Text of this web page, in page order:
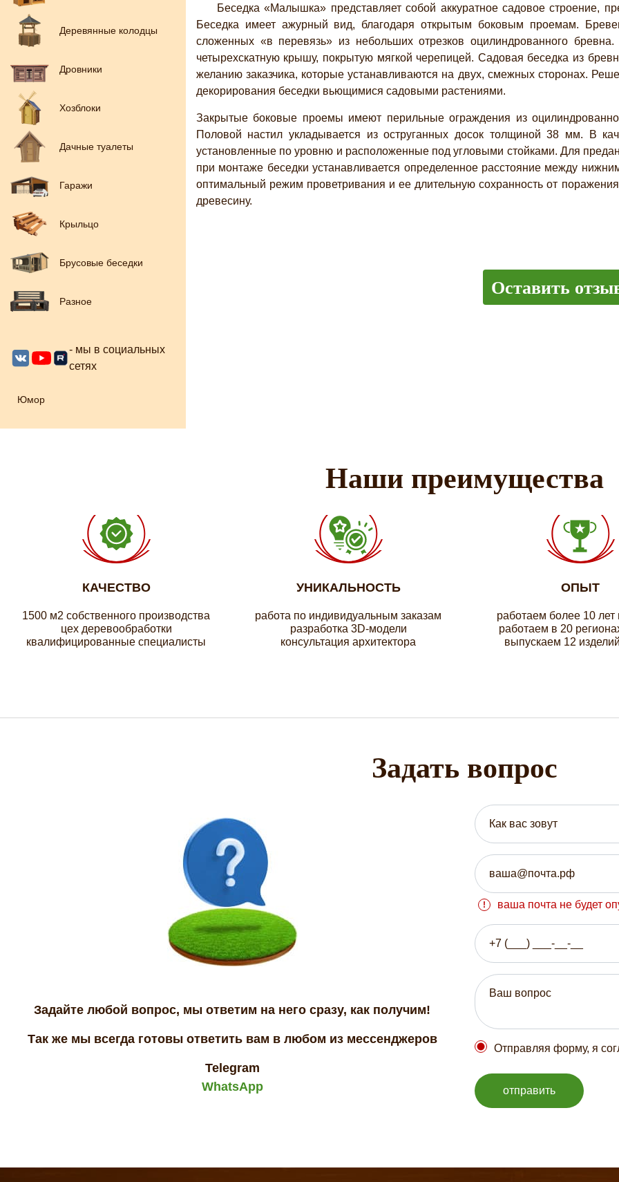
Деревянные колодцы
Дровники
Хозблоки
Дачные туалеты
Гаражи
Крыльцо
Брусовые беседки
Разное
- мы в социальных
сетях
Юмор
Беседка «Малышка» представляет собой аккуратное садовое строение,
Беседка имеет ажурный вид, благодаря открытым боковым проемам.
сложенных «в перевязь» из небольших отрезков оцилиндрованного
четырехскатную крышу, покрытую мягкой черепицей. Садовая беседка из
желанию заказчика, которые устанавливаются на двух, смежных сторонах.
декорирования беседки вьющимися садовыми растениями.
Закрытые боковые проемы имеют перильные ограждения из
Половой настил укладывается из оструганных досок толщиной 38 мм. В
установленные по уровню и расположенные под угловыми стойками. Для
при монтаже беседки устанавливается определенное расстояние между
оптимальный режим проветривания и ее длительную сохранность от
древесину.
Оставить
Наши преимущества
КАЧЕСТВО
1500 м2 собственного производства
цех деревообработки
квалифицированные специалисты
УНИКАЛЬНОСТЬ
работа по индивидуальным заказам
разработка 3D-модели
консультация архитектора
ОПЫТ
работаем более 10 лет
работаем в 20
выпускаем 12
Задать вопрос
Задайте любой вопрос, мы ответим на него сразу, как получим!
Так же мы всегда готовы ответить вам в любом из мессенджеров
Telegram
WhatsApp
ваша почта не будет
Отправляя форму, я
отправить